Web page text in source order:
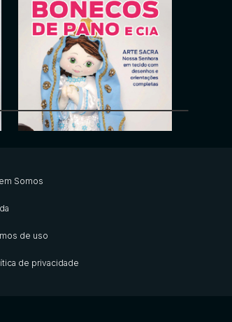
Vagonite - Arte com as Mãos
Somos
de uso
de privacidade